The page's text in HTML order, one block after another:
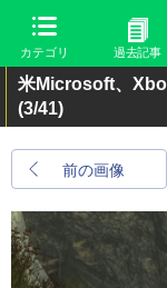
カテゴリ 過去記事
米Microsoft、
(3/41)
前の画像